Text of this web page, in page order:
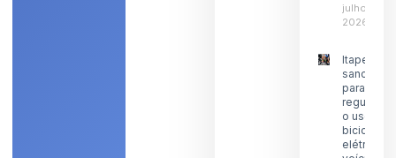
julho de
2026
Itaperuna
sanciona
para
o uso de
bicicletas
elétricas